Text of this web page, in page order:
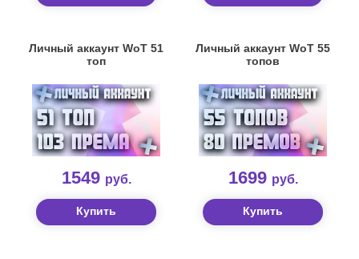
Личный аккаунт WoT 51
топ
1549 руб.
Купить
Личный аккаунт WoT 55
топов
1699 руб.
Купить